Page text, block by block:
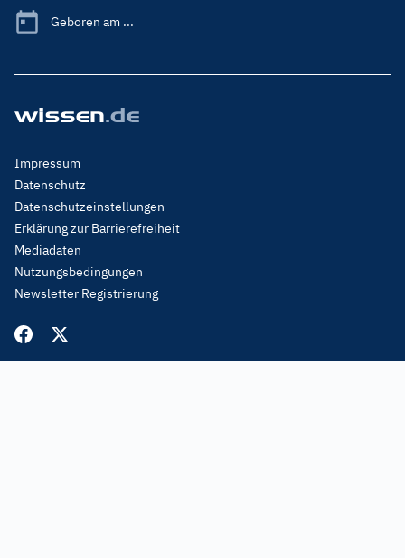
Geboren am ...
Footer
Menu
Legal
Impressum
Datenschutz
Datenschutzeinstellungen
Erklärung zur Barrierefreiheit
Mediadaten
Nutzungsbedingungen
Newsletter Registrierung